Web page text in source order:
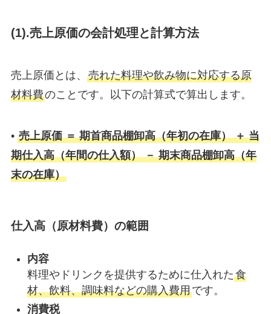
(1).売上原価の会計処理と計算方法
売上原価とは、 売れた料理や飲み物に対応する原
材料費のことです。以下の計算式で算出します。
• 売上原価 ＝ 期首商品棚卸高（年初の在庫） ＋ 当
期仕入高（年間の仕入額） － 期末商品棚卸高（年
末の在庫）
仕入高（原材料費）の範囲
内容
料理やドリンクを提供するために仕入れた食
材、飲料、調味料などの購入費用です。
消費税